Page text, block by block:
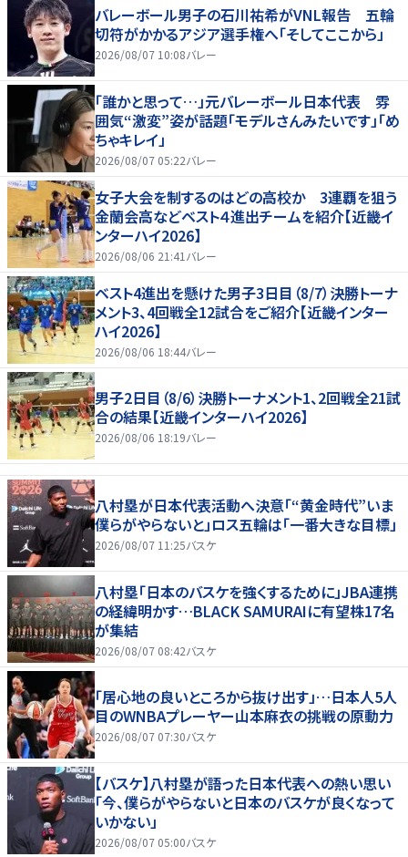
バレーボール男子の石川祐希がVNL報告 五輪
切符がかかるアジア選手権へ「そしてここから」
2026/08/07 10:08バレー
「誰かと思って…」元バレーボール日本代表 雰
囲気“激変”姿が話題「モデルさんみたいです」「め
ちゃキレイ」
2026/08/07 05:22バレー
女子大会を制するのはどの高校か 3連覇を狙う
金蘭会高などベスト４進出チームを紹介【近畿イ
ンターハイ2026】
2026/08/06 21:41 バレー
ベスト4進出を懸けた男子3日目（8/7）決勝トーナ
メント3、4回戦全12試合をご紹介【近畿インター
ハイ2026】
2026/08/06 18:44バレー
男子2日目（8/6）決勝トーナメント1、2回戦全21試
合の結果【近畿インターハイ2026】
2026/08/06 18:19バレー
八村塁が日本代表活動へ決意「“黄金時代”いま
僕らがやらないと」ロス五輪は「一番大きな目標」
2026/08/07 11:25バスケ
八村塁「日本のバスケを強くするために」JBA連携
の経緯明かす…BLACK SAMURAIに有望株17名
が集結
2026/08/07 08:42バスケ
「居心地の良いところから抜け出す」…日本人5人
目のWNBAプレーヤー山本麻衣の挑戦の原動力
2026/08/07 07:30バスケ
【バスケ】八村塁が語った日本代表への熱い思い
「今、僕らがやらないと日本のバスケが良くなって
いかない」
2026/08/07 05:00バスケ